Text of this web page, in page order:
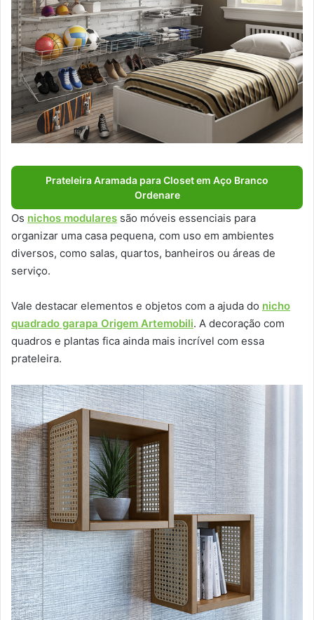
Prateleira Aramada para Closet em Aço Branco
Ordenare
Os nichos modulares são móveis essenciais para
organizar uma casa pequena, com uso em ambientes
diversos, como salas, quartos, banheiros ou áreas de
serviço.
Vale destacar elementos e objetos com a ajuda do nicho
quadrado garapa Origem Artemobili. A decoração com
quadros e plantas fica ainda mais incrível com essa
prateleira.